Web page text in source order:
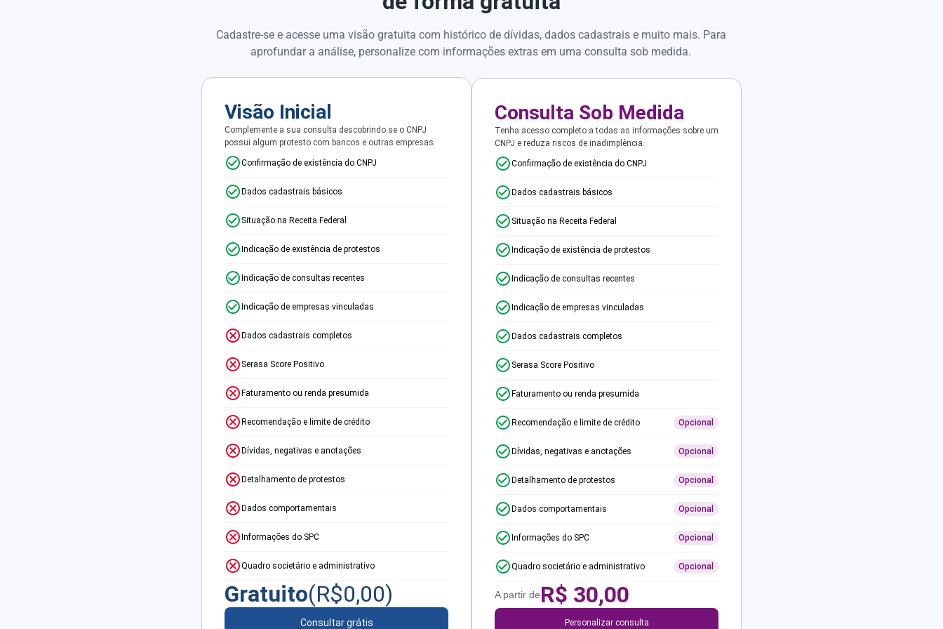
Cadastre-se e acesse uma visão gratuita com histórico de dívidas, dados cadastrais e muito mais. Para
aprofundar a análise, personalize com informações extras em uma consulta sob medida.
Visão Inicial
Complemente a sua consulta descobrindo se o CNPJ
possui algum protesto com bancos e outras empresas.
Confirmação de existência do CNPJ
Dados cadastrais básicos
Situação na Receita Federal
Indicação de existência de protestos
Indicação de consultas recentes
Indicação de empresas vinculadas
Dados cadastrais completos
Serasa Score Positivo
Faturamento ou renda presumida
Recomendação e limite de crédito
Dívidas, negativas e anotações
Detalhamento de protestos
Dados comportamentais
Informações do SPC
Quadro societário e administrativo
Gratuito(R$0,00)
Consultar grátis
Consulta Sob Medida
Tenha acesso completo a todas as informações sobre um
CNPJ e reduza riscos de inadimplência.
Confirmação de existência do CNPJ
Dados cadastrais básicos
Situação na Receita Federal
Indicação de existência de protestos
Indicação de consultas recentes
Indicação de empresas vinculadas
Dados cadastrais completos
Serasa Score Positivo
Faturamento ou renda presumida
Recomendação e limite de crédito Opcional
Dívidas, negativas e anotações Opcional
Detalhamento de protestos Opcional
Dados comportamentais Opcional
Informações do SPC Opcional
Quadro societário e administrativo Opcional
A partir deR$ 30,00
Personalizar consulta